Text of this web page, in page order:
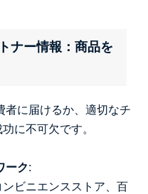
ナー情報：商品を
者に届けるか、適切なチ
に不可欠です。
ーク:
ビニエンスストア、百